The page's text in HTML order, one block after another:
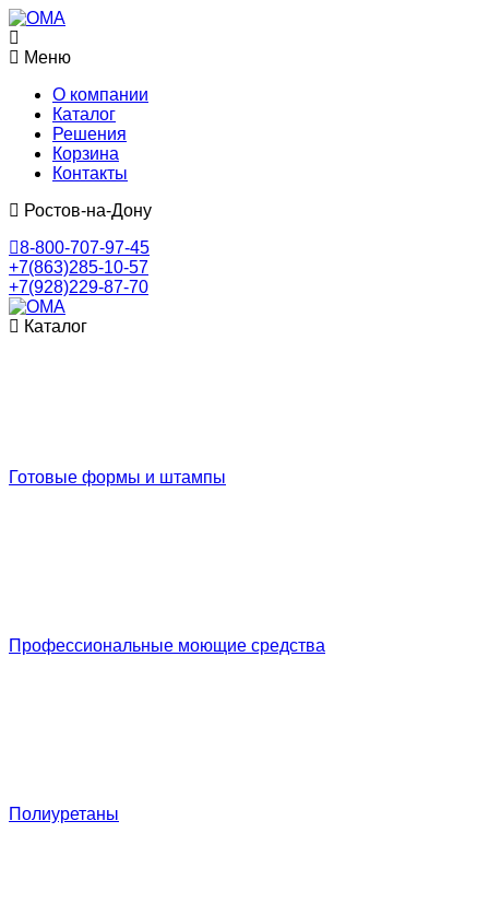
Меню
О компании
Каталог
Решения
Корзина
Контакты
Ростов-на-Дону
8-800-707-97-45
+7(863)285-10-57
+7(928)229-87-70
Каталог
Готовые формы и штампы
Профессиональные моющие средства
Полиуретаны